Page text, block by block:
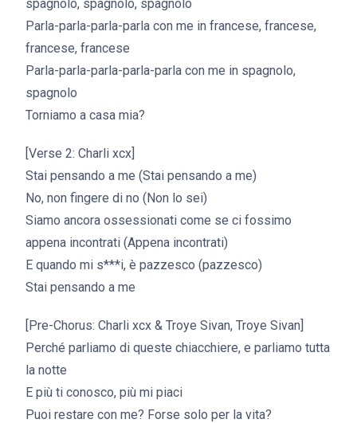
spagnolo, spagnolo, spagnolo
Parla-parla-parla-parla con me in francese, francese,
francese, francese
Parla-parla-parla-parla-parla con me in spagnolo,
spagnolo
Torniamo a casa mia?
[Verse 2: Charli xcx]
Stai pensando a me (Stai pensando a me)
No, non fingere di no (Non lo sei)
Siamo ancora ossessionati come se ci fossimo
appena incontrati (Appena incontrati)
E quando mi s***i, è pazzesco (pazzesco)
Stai pensando a me
[Pre-Chorus: Charli xcx & Troye Sivan, Troye Sivan]
Perché parliamo di queste chiacchiere, e parliamo tutta
la notte
E più ti conosco, più mi piaci
Puoi restare con me? Forse solo per la vita?